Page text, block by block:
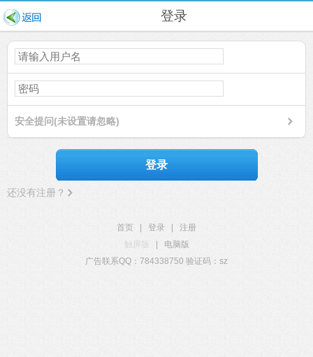
登录
安全提问(未设置请忽略)
登录
还没有注册？
首页 登录
注册
触屏版
电脑版
广告联系QQ：784338750 验证码：sz